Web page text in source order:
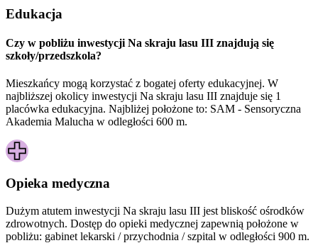
Edukacja
Czy w pobliżu inwestycji Na skraju lasu III znajdują się
szkoły/przedszkola?
Mieszkańcy mogą korzystać z bogatej oferty edukacyjnej. W
najbliższej okolicy inwestycji Na skraju lasu III znajduje się 1
placówka edukacyjna. Najbliżej położone to: SAM - Sensoryczna
Akademia Malucha w odległości 600 m.
Opieka medyczna
Dużym atutem inwestycji Na skraju lasu III jest bliskość ośrodków
zdrowotnych. Dostęp do opieki medycznej zapewnią położone w
pobliżu: gabinet lekarski / przychodnia / szpital w odległości 900 m.